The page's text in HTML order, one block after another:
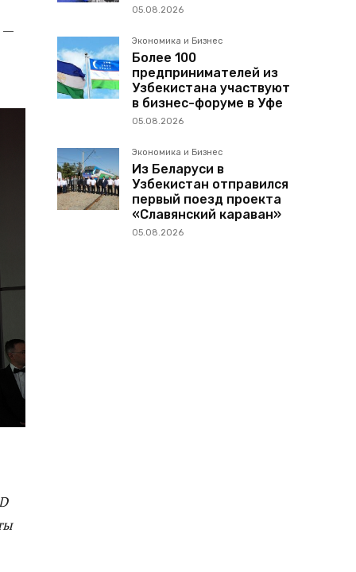
—
05.08.2026
Экономика и Бизнес
Более 100
предпринимателей из
Узбекистана участвуют
в бизнес-форуме в Уфе
05.08.2026
Экономика и Бизнес
Из Беларуси в
Узбекистан отправился
первый поезд проекта
«Славянский караван»
05.08.2026